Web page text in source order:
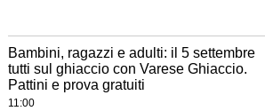
Bambini, ragazzi e adulti: il 5 settembre
tutti sul ghiaccio con Varese Ghiaccio.
Pattini e prova gratuiti
11:00